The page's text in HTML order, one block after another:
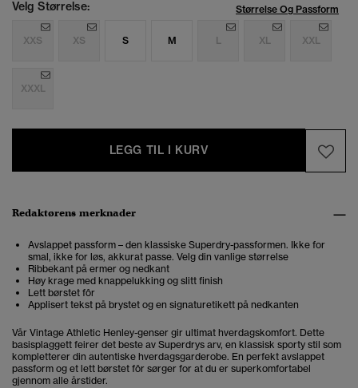
Velg Størrelse: Størrelse Og Passform
XXS XS S M L XL XXL
XXXL
LEGG TIL I KURV
Redaktørens merknader
Avslappet passform – den klassiske Superdry-passformen. Ikke for
smal, ikke for løs, akkurat passe. Velg din vanlige størrelse
Ribbekant på ermer og nedkant
Høy krage med knappelukking og slitt finish
Lett børstet fôr
Applisert tekst på brystet og en signaturetikett på nedkanten
Vår Vintage Athletic Henley-genser gir ultimat hverdagskomfort. Dette
basisplaggett feirer det beste av Superdrys arv, en klassisk sporty stil som
kompletterer din autentiske hverdagsgarderobe. En perfekt avslappet
passform og et lett børstet fôr sørger for at du er superkomfortabel
gjennom alle årstider.